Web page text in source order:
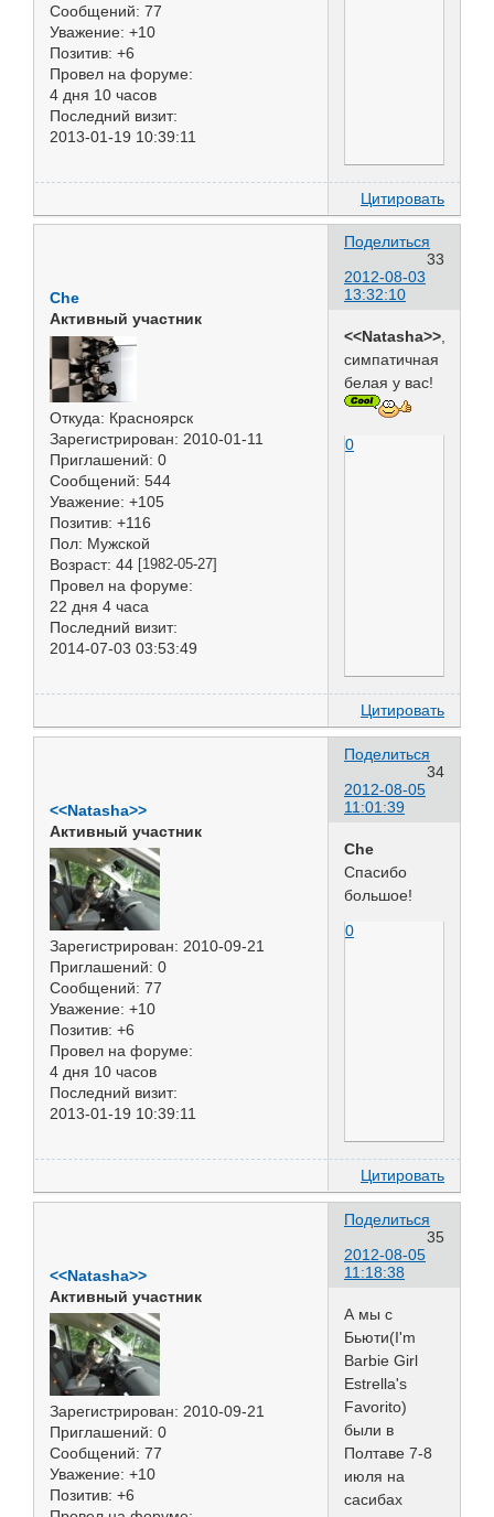
Сообщений: 77
Уважение: +10
Позитив: +6
Провел на форуме:
4 дня 10 часов
Последний визит:
2013-01-19 10:39:11
Цитировать
Поделиться
33
2012-08-03
13:32:10
Che
Активный участник
Откуда: Красноярск
Зарегистрирован: 2010-01-11
Приглашений: 0
Сообщений: 544
Уважение: +105
Позитив: +116
Пол: Мужской
Возраст: 44 [1982-05-27]
Провел на форуме:
22 дня 4 часа
Последний визит:
2014-07-03 03:53:49
<<Natasha>>,
симпатичная
белая у вас!
0
Цитировать
Поделиться
34
2012-08-05
11:01:39
<<Natasha>>
Активный участник
Зарегистрирован: 2010-09-21
Приглашений: 0
Сообщений: 77
Уважение: +10
Позитив: +6
Провел на форуме:
4 дня 10 часов
Последний визит:
2013-01-19 10:39:11
Che
Спасибо
большое!
0
Цитировать
Поделиться
35
2012-08-05
11:18:38
<<Natasha>>
Активный участник
Зарегистрирован: 2010-09-21
Приглашений: 0
Сообщений: 77
Уважение: +10
Позитив: +6
А мы с
Бьюти(I'm
Barbie Girl
Estrella's
Favorito)
были в
Полтаве 7-8
июля на
сасибах